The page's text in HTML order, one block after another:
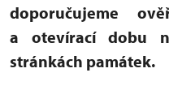
doporučujeme
a otevírací dobu
stránkách památek.